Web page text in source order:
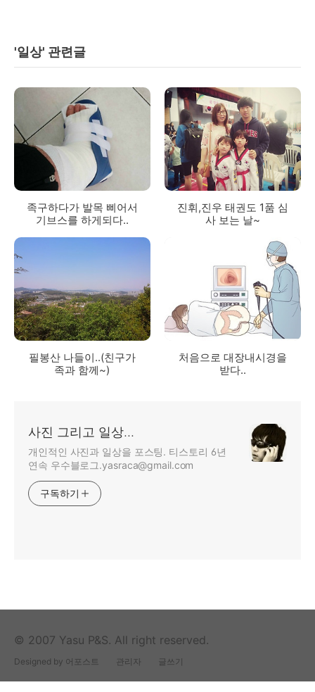
'일상' 관련글
족구하다가 발목 삐어서
기브스를 하게되다..
진휘,진우 태권도 1품 심
사 보는 날~
필봉산 나들이..(친구가
족과 함께~)
처음으로 대장내시경을
받다..
사진 그리고 일상...
개인적인 사진과 일상을 포스팅. 티스토리 6년
연속 우수블로그.yasraca@gmail.com
구독하기
© 2007 Yasu P&S. All right reserved.
Designed by 어포스트 관리자 글쓰기